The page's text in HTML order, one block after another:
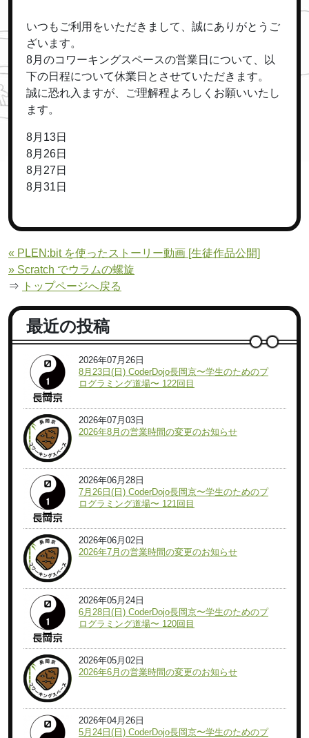
いつもご利用をいただきまして、誠にありがとうご
ざいます。
8月のコワーキングスペースの営業日について、以
下の日程について休業日とさせていただきます。
誠に恐れ入ますが、ご理解程よろしくお願いいたし
ます。
8月13日
8月26日
8月27日
8月31日
« PLEN:bit を使ったストーリー動画 [生徒作品公開]
» Scratch でウラムの螺旋
⇒
トップページへ戻る
最近の投稿
2026年07月26日
8月23日(日) CoderDojo長岡京〜学生のためのプ
ログラミング道場〜 122回目
2026年07月03日
2026年8月の営業時間の変更のお知らせ
2026年06月28日
7月26日(日) CoderDojo長岡京〜学生のためのプ
ログラミング道場〜 121回目
2026年06月02日
2026年7月の営業時間の変更のお知らせ
2026年05月24日
6月28日(日) CoderDojo長岡京〜学生のためのプ
ログラミング道場〜 120回目
2026年05月02日
2026年6月の営業時間の変更のお知らせ
2026年04月26日
5月24日(日) CoderDojo長岡京〜学生のためのプ